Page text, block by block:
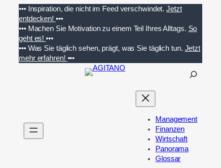
Inhalt
springen
••• Inspiration, die nicht im Feed verschwindet. Jetzt
entdecken! •••
••• Machen Sie Motivation zu einem Teil Ihres Alltags. So
geht es!•••
••• Was Sie täglich sehen, prägt, was Sie täglich tun. Jetzt
mehr erfahren! •••
n
Management
Finanzen
Wirtschaft
Panorama
Glossar